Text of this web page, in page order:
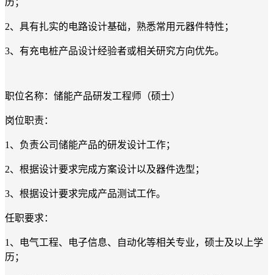
2、具有扎实的电路设计基础，熟悉常用元器件特性；
3、有充电桩产品设计经验者或相关研究方向优先。
职位名称：储能产品研发工程师（硕士）
岗位职责：
1、负责公司储能产品的研发设计工作；
2、根据设计要求完成方案设计以及器件选型；
3、根据设计要求完成产品测试工作。
任职要求：
1、电气工程、电子信息、自动化等相关专业，硕士及以上学
历；